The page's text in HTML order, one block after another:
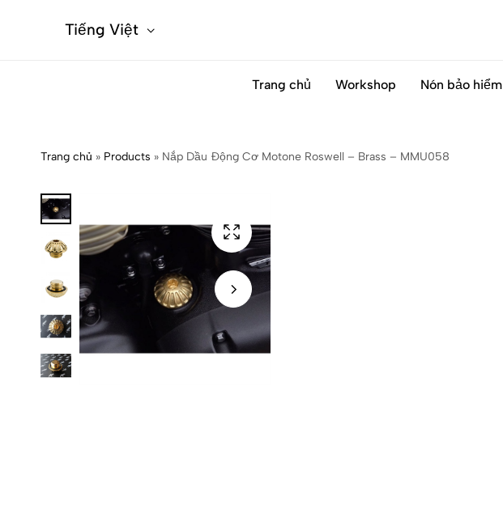
Tiếng Việt
Trang chủ Workshop Nón bảo hiểm
Trang chủ » Products » Nắp Dầu Động Cơ Motone Roswell – Brass – MMU058